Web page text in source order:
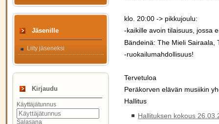
Jäsenille
Liity jäseneksi
Kirjaudu
Käyttäjätunnus
Salasana
klo. 20:00 -> pikkujoulu:
-kaikille avoin tilaisuus, jossa
Bändeinä: The Mieli Sairaala,
-ruokailumahdollisuus!
Tervetuloa
Peräkorven elävän musiikin
Hallitus
Hallituksen kokous